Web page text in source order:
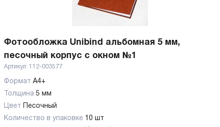
Фотообложка Unibind альбомная 5 мм,
песочный корпус с окном №1
Артикул: 112-003577
Формат А4+
Толщина 5 мм
Цвет
Песочный
Количество в упаковке 10 шт